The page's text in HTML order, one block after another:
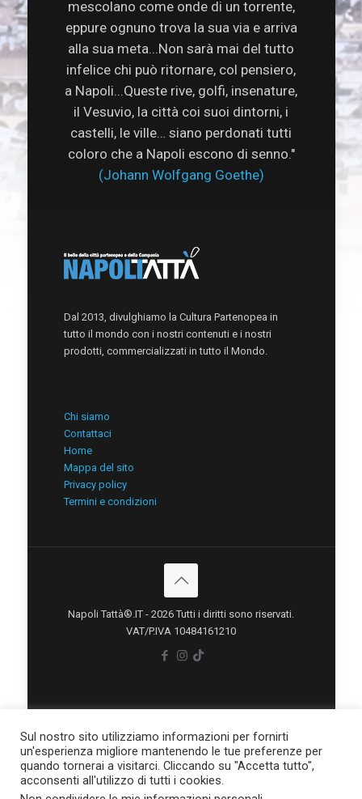
mescolano come onde di un torrente,
eppure ognuno trova la sua via e arriva
alla sua meta...Non sarà mai del tutto
infelice chi può ritornare, col pensiero,
a Napoli...Queste rive, golfi, insenature,
il Vesuvio, la città coi suoi dintorni, i
castelli, le ville… siano perdonati tutti
coloro che a Napoli escono di senno."
(Johann Wolfgang Goethe)
Dal 2013, divulghiamo la Cultura Partenopea in
tutto il mondo con i nostri contenuti e i nostri
prodotti, commercializzati in tutto il Mondo.
Chi siamo
Contattaci
Home
Mappa del sito
Privacy policy
Termini e condizioni
Napoli Tattà®.IT - 2026 Tutti i diritti sono riservati.
VAT/P.IVA 10484161210
Sul nostro sito utilizziamo informazioni per fornirti
un'esperienza migliore mantenendo le tue preferenze per
quando tornerai a visitarci. Cliccando su "Accetta tutto",
acconsenti all'utilizzo di tutti i cookies.